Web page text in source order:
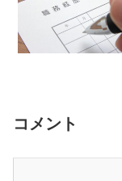
コメント